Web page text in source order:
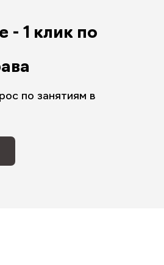
- 1 клик по
по занятиям в